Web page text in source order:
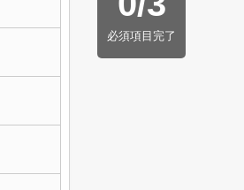
必須項目完了